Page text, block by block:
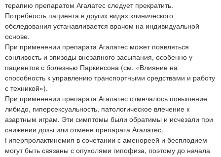
терапию препаратом Агалатес следует прекратить.
Потребность пациента в других видах клинического
обследования устанавливается врачом на индивидуальной
основе.
При применении препарата Агалатес может появляться
сонливость и эпизоды внезапного засыпания, особенно у
пациентов с болезнью Паркинсона (см. «Влияние на
способность к управлению транспортными средствами и работу
с техникой»).
При применении препарата Агалатес отмечалось повышение
либидо, гиперсексуальность, патологическое влечение к
азартным играм. Эти симптомы были обратимы и исчезали при
снижении дозы или отмене препарата Агалатес.
Гиперпролактинемия в сочетании с аменореей и бесплодием
могут быть связаны с опухолями гипофиза, поэтому до начала